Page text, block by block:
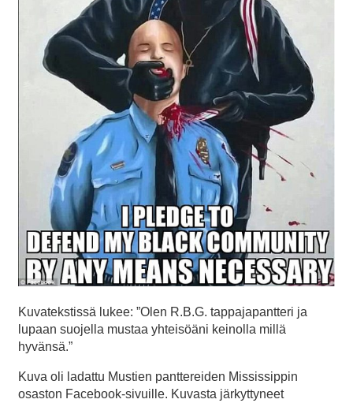
Kuvatekstissä lukee: ”Olen R.B.G. tappajapantteri ja
lupaan suojella mustaa yhteisöäni keinolla millä
hyvänsä.”
Kuva oli ladattu Mustien panttereiden Mississippin
osaston Facebook-sivuille. Kuvasta järkyttyneet